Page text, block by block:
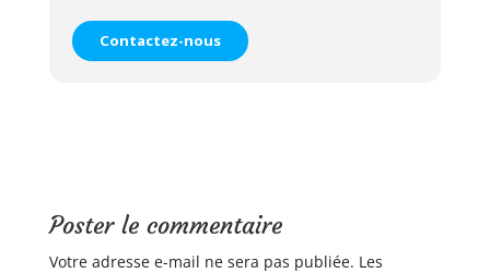
Contactez-nous
Poster le commentaire
Votre adresse e-mail ne sera pas publiée. Les